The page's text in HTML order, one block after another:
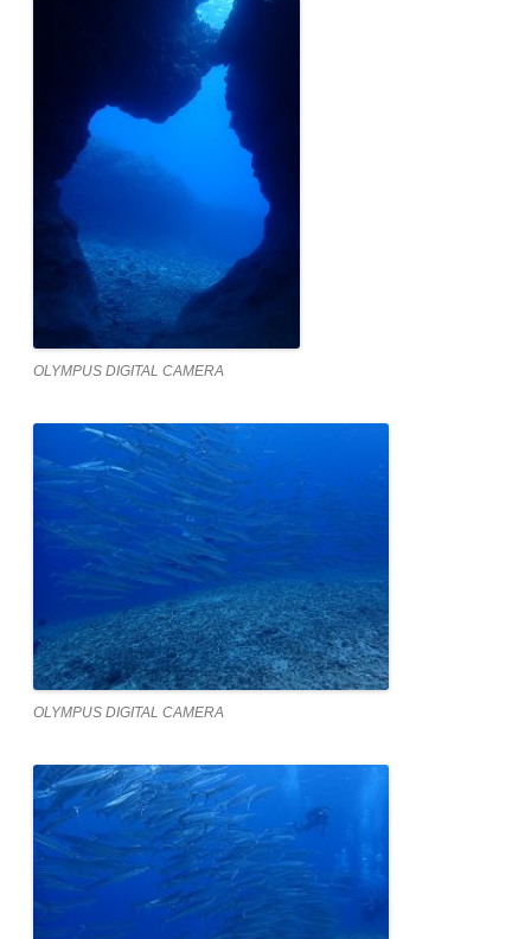
OLYMPUS DIGITAL CAMERA
OLYMPUS DIGITAL CAMERA